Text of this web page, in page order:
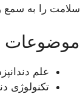
سلامت را به سمع
موضوعات
علم
تکنولوژی